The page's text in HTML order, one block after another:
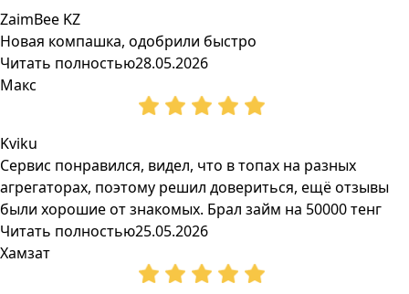
ZaimBee KZ
Новая компашка, одобрили быстро
Читать полностью28.05.2026
Макс
Kviku
Сервис понравился, видел, что в топах на разных
агрегаторах, поэтому решил довериться, ещё отзывы
были хорошие от знакомых. Брал займ на 50000 тенг
Читать полностью25.05.2026
Хамзат